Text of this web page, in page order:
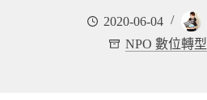
2020-06-04
NPO 數位轉型